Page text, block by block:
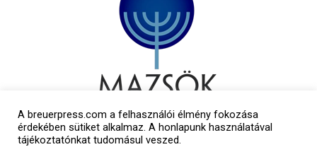
A breuerpress.com a felhasználói élmény fokozása
érdekében sütiket alkalmaz. A honlapunk használatával
tájékoztatónkat tudomásul veszed.